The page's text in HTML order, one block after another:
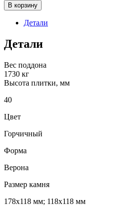
В корзину
Детали
Детали
Вес поддона
1730 кг
Высота плитки, мм
40
Цвет
Горчичный
Форма
Верона
Размер камня
178х118 мм; 118х118 мм